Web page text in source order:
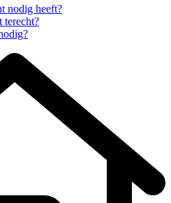
nodig heeft?
terecht?